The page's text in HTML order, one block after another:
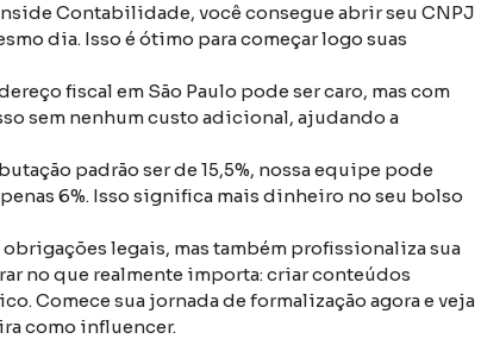
Contabilidade, você consegue abrir seu CNPJ
dia. Isso é ótimo para começar logo suas
fiscal em São Paulo pode ser caro, mas com
sem nenhum custo adicional, ajudando a
padrão ser de 15,5%, nossa equipe pode
6%. Isso significa mais dinheiro no seu bolso
legais, mas também profissionaliza sua
no que realmente importa: criar conteúdos
Comece sua jornada de formalização agora e veja
como influencer.